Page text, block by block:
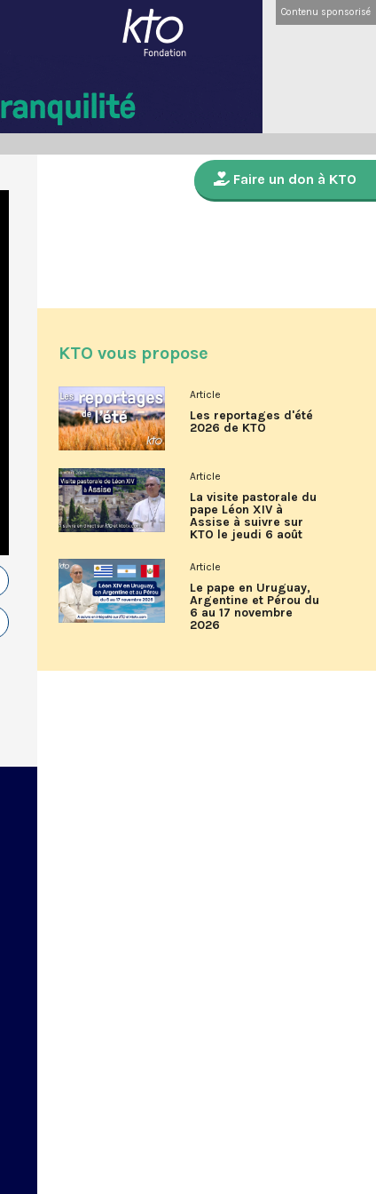
Contenu sponsorisé
Faire un don à KTO
KTO vous propose
Article
Les reportages d'été
2026 de KTO
Article
La visite pastorale du
pape Léon XIV à
Assise à suivre sur
KTO le jeudi 6 août
Article
Le pape en Uruguay,
Argentine et Pérou du
6 au 17 novembre
2026